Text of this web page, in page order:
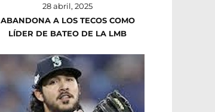
28 abril, 2025
ABANDONA A LOS TECOS COMO
LÍDER DE BATEO DE LA LMB